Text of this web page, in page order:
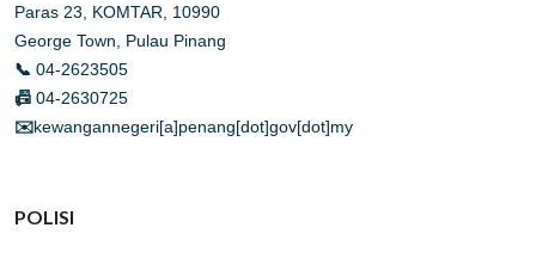
Paras 23, KOMTAR, 10990
George Town, Pulau Pinang
📞 04-2623505
📠 04-2630725
✉️kewangannegeri[a]penang[dot]gov[dot]my
POLISI